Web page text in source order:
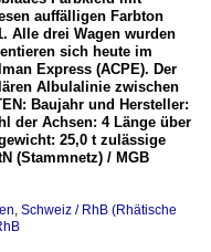
auffälligen Farbton
Alle drei Wagen wurden
sich heute im
Express (ACPE). Der
Albulalinie zwischen
Baujahr und Hersteller:
der Achsen: 4 Länge über
25,0 t zulässige
(Stammnetz) / MGB
, Schweiz / RhB (Rhätische